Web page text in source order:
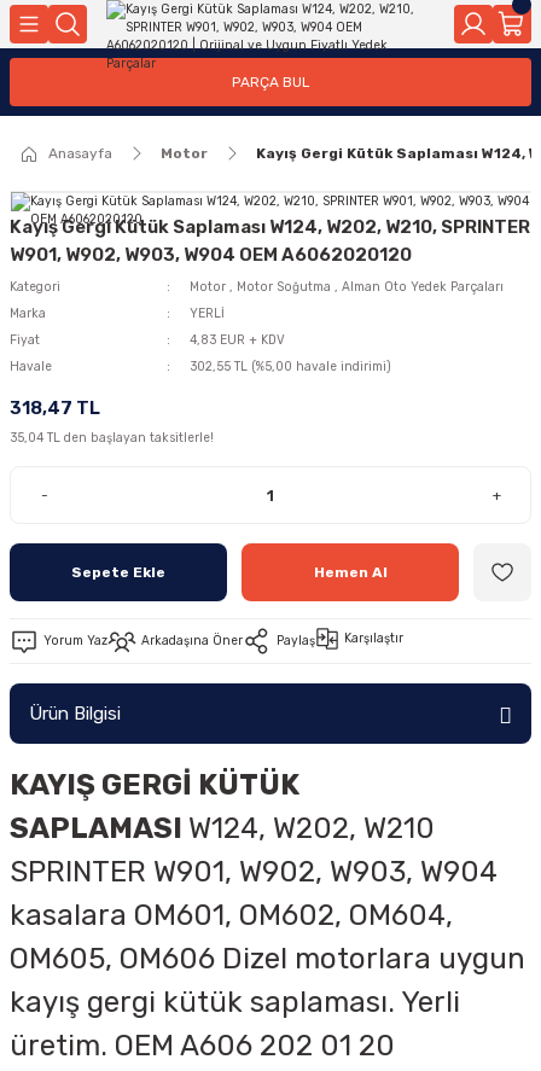
Geri Dön
Geri Dön
Geri Dön
Yakıt Pompası, Yakıt Hatları
Motor Elektrik
Ateşleme Buji Bobin Buji Kablosu
Geri Dön
Geri Dön
Geri Dön
Kollar
Geri Dön
Geri Dön
Ön Arka
Geri Dön
PARÇA BUL
Anasayfa Motor Kayış Gergi Kütük Saplaması W124,
Kayış Gergi Kütük Saplaması W124, W202, W210, SPRINTER
W901, W902, W903, W904 OEM A6062020120
Kategori Motor , Motor Soğutma , Alman Oto Yedek Parçaları
Marka
YERLİ
Fiyat
4,83 EUR + KDV
Havale
302,55 TL (%5,00 havale indirimi)
318,47 TL
35,04 TL den başlayan taksitlerle!
- +
Sepete Ekle Hemen Al
Yorum Yaz Arkadaşına Öner Paylaş Karşılaştır
Ürün Bilgisi
KAYIŞ GERGİ KÜTÜK
SAPLAMASI W124, W202, W210
SPRINTER W901, W902, W903, W904
kasalara OM601, OM602, OM604,
OM605, OM606 Dizel motorlara uygun
kayış gergi kütük saplaması. Yerli
üretim. OEM A606 202 01 20